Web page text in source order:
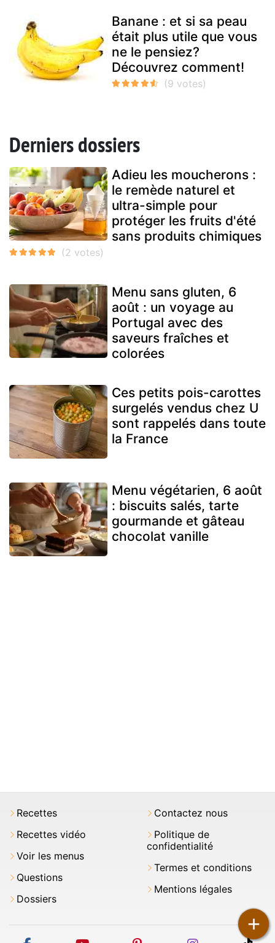
Banane : et si sa peau
était plus utile que vous
ne le pensiez?
Découvrez comment!
Derniers dossiers
Adieu les moucherons :
le remède naturel et
ultra-simple pour
protéger les fruits d'été
sans produits chimiques
Menu sans gluten, 6
août : un voyage au
Portugal avec des
saveurs fraîches et
colorées
Ces petits pois-carottes
surgelés vendus chez U
sont rappelés dans toute
la France
Menu végétarien, 6 août
: biscuits salés, tarte
gourmande et gâteau
chocolat vanille
+
Recettes
Recettes vidéo
Voir les menus
Questions
Dossiers
Contactez nous
Politique de
confidentialité
Termes et conditions
Mentions légales